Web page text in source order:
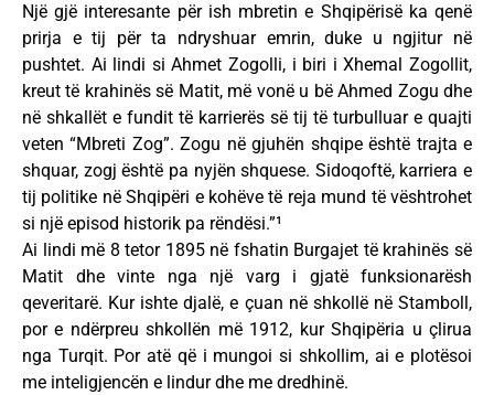
Një gjë interesante për ish mbretin e Shqipërisë ka qenë
prirja e tij për ta ndryshuar emrin, duke u ngjitur në
pushtet. Ai lindi si Ahmet Zogolli, i biri i Xhemal Zogollit,
kreut të krahinës së Matit, më vonë u bë Ahmed Zogu dhe
në shkallët e fundit të karrierës së tij të turbulluar e quajti
veten “Mbreti Zog”. Zogu në gjuhën shqipe është trajta e
shquar, zogj është pa nyjën shquese. Sidoqoftë, karriera e
tij politike në Shqipëri e kohëve të reja mund të vështrohet
si një episod historik pa rëndësi.”¹
Ai lindi më 8 tetor 1895 në fshatin Burgajet të krahinës së
Matit dhe vinte nga një varg i gjatë funksionarësh
qeveritarë. Kur ishte djalë, e çuan në shkollë në Stamboll,
por e ndërpreu shkollën më 1912, kur Shqipëria u çlirua
nga Turqit. Por atë që i mungoi si shkollim, ai e plotësoi
me inteligjencën e lindur dhe me dredhinë.